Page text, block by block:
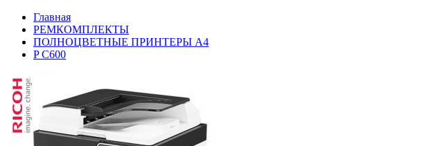
Главная
РЕМКОМПЛЕКТЫ
ПОЛНОЦВЕТНЫЕ ПРИНТЕРЫ А4
P C600